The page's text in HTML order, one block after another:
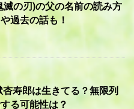
滅の刃)の父の名前の読み方
過去の話も！
杏寿郎は生きてる？無限列
る可能性は？